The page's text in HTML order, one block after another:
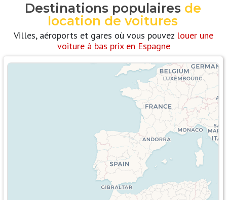
Destinations populaires de
location de voitures
Villes, aéroports et gares où vous pouvez louer une
voiture à bas prix en Espagne